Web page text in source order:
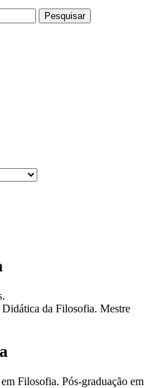
da Filosofia. Mestre
Filosofia. Pós-graduação em